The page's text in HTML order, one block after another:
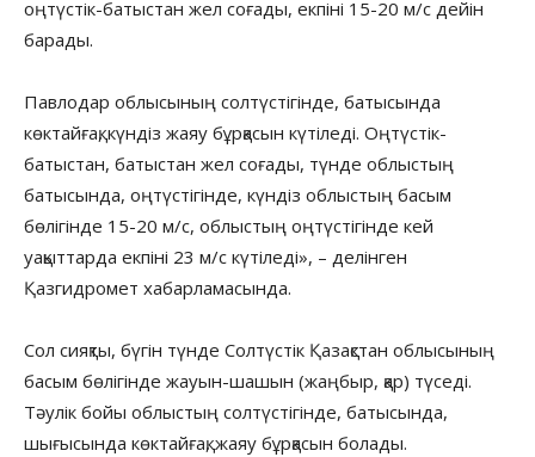
оңтүстік-батыстан жел соғады, екпіні 15-20 м/с дейін
барады.
Павлодар облысының солтүстігінде, батысында
көктайғақ, күндіз жаяу бұрқасын күтіледі. Оңтүстік-
батыстан, батыстан жел соғады, түнде облыстың
батысында, оңтүстігінде, күндіз облыстың басым
бөлігінде 15-20 м/с, облыстың оңтүстігінде кей
уақыттарда екпіні 23 м/с күтіледі», – делінген
Қазгидромет хабарламасында.
Сол сияқты, бүгін түнде Солтүстік Қазақстан облысының
басым бөлігінде жауын-шашын (жаңбыр, қар) түседі.
Тәулік бойы облыстың солтүстігінде, батысында,
шығысында көктайғақ, жаяу бұрқасын болады.